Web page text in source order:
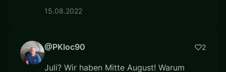
15.08.2022
@PKloc90 2
Juli? Wir haben Mitte August! Warum